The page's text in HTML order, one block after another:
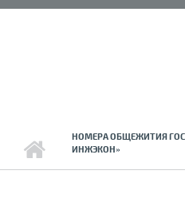
Перейти к основному
НОМЕРА ОБЩЕЖИТИЯ
ИНЖЭКОН»